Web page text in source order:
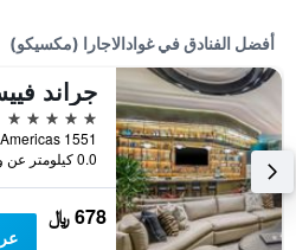
أفضل الفنادق في غوادالاجارا (مكسيكو)
5 نجوم
0.0 كيلومتر عن وسط المدينة
678 ﷼